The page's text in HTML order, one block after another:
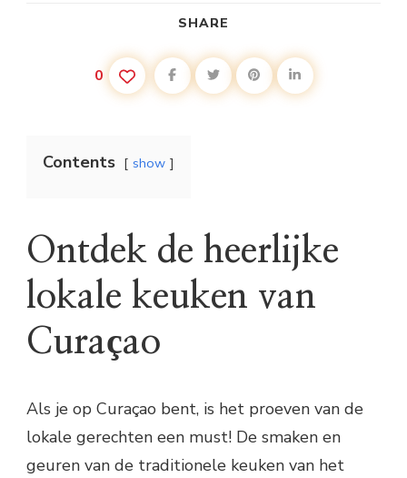
SHARE
0
Contents show
Ontdek de heerlijke
lokale keuken van
Curaçao
Als je op Curaçao bent, is het proeven van de
lokale gerechten een must! De smaken en
geuren van de traditionele keuken van het